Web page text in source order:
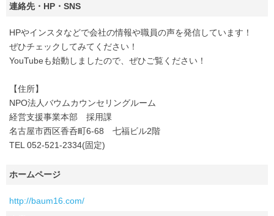
連絡先・HP・SNS
HPやインスタなどで会社の情報や職員の声を発信しています！
ぜひチェックしてみてください！
YouTubeも始動しましたので、ぜひご覧ください！
【住所】
NPO法人バウムカウンセリングルーム
経営支援事業本部 採用課
名古屋市西区香呑町6-68 七福ビル2階
TEL 052-521-2334(固定)
ホームページ
http://baum16.com/